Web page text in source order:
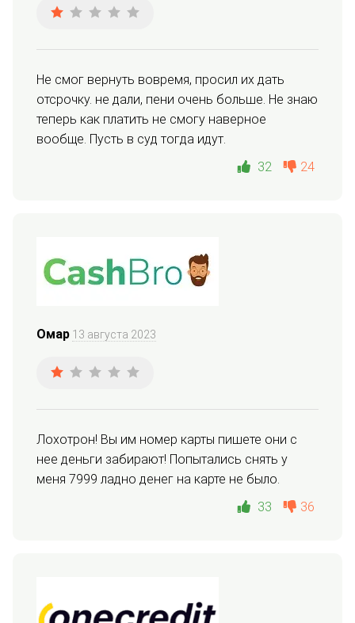
Не смог вернуть вовремя, просил их дать
отсрочку. не дали, пени очень больше. Не знаю
теперь как платить не смогу наверное
вообще. Пусть в суд тогда идут.
32
24
Омар 13 августа 2023
Лохотрон! Вы им номер карты пишете они с
нее деньги забирают! Попытались снять у
меня 7999 ладно денег на карте не было.
33
36